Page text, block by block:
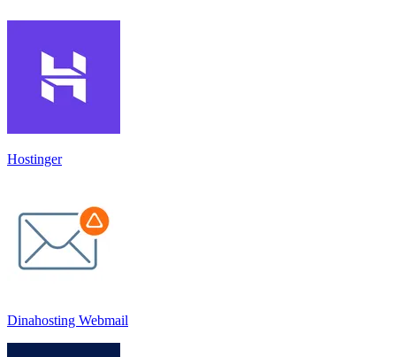
Hostinger
Dinahosting Webmail